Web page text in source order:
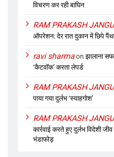
विचरण कर रही बाघिन
RAM PRAKASH JANGU
ऑपरेशन: देर रात दुकान में छिपे
ravi sharmaonझालाना
‘कैटवॉक’ करता लेपर्ड
RAM PRAKASH JANGU
पाया गया दुर्लभ ‘स्याहगोश’
RAM PRAKASH JANGU
कार्रवाई करते हुए दुर्लभ विदेशी
भंडाफोड़